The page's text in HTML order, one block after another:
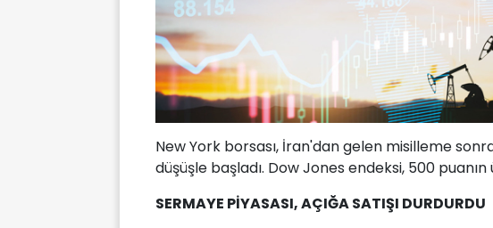
New York borsası, İran'dan gelen misilleme
düşüşle başladı. Dow Jones endeksi, 500
SERMAYE PİYASASI, AÇIĞA SATIŞI DURDURDU